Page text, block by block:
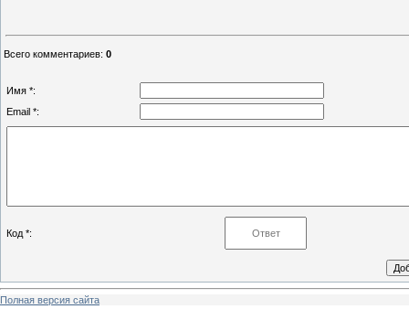
Всего комментариев: 0
Имя *:
Email *:
Код *:
Полная версия сайта